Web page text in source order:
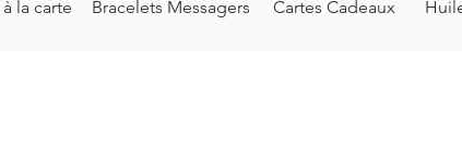
la carte Bracelets Messagers Cartes Cadeaux